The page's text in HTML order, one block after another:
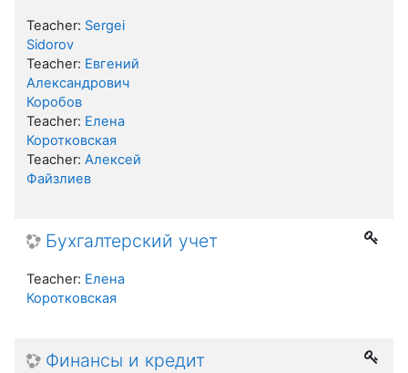
Teacher: Sergei
Sidorov
Teacher: Евгений
Александрович
Коробов
Teacher: Елена
Коротковская
Teacher: Алексей
Файзлиев
Бухгалтерский учет
Teacher: Елена
Коротковская
Финансы и кредит